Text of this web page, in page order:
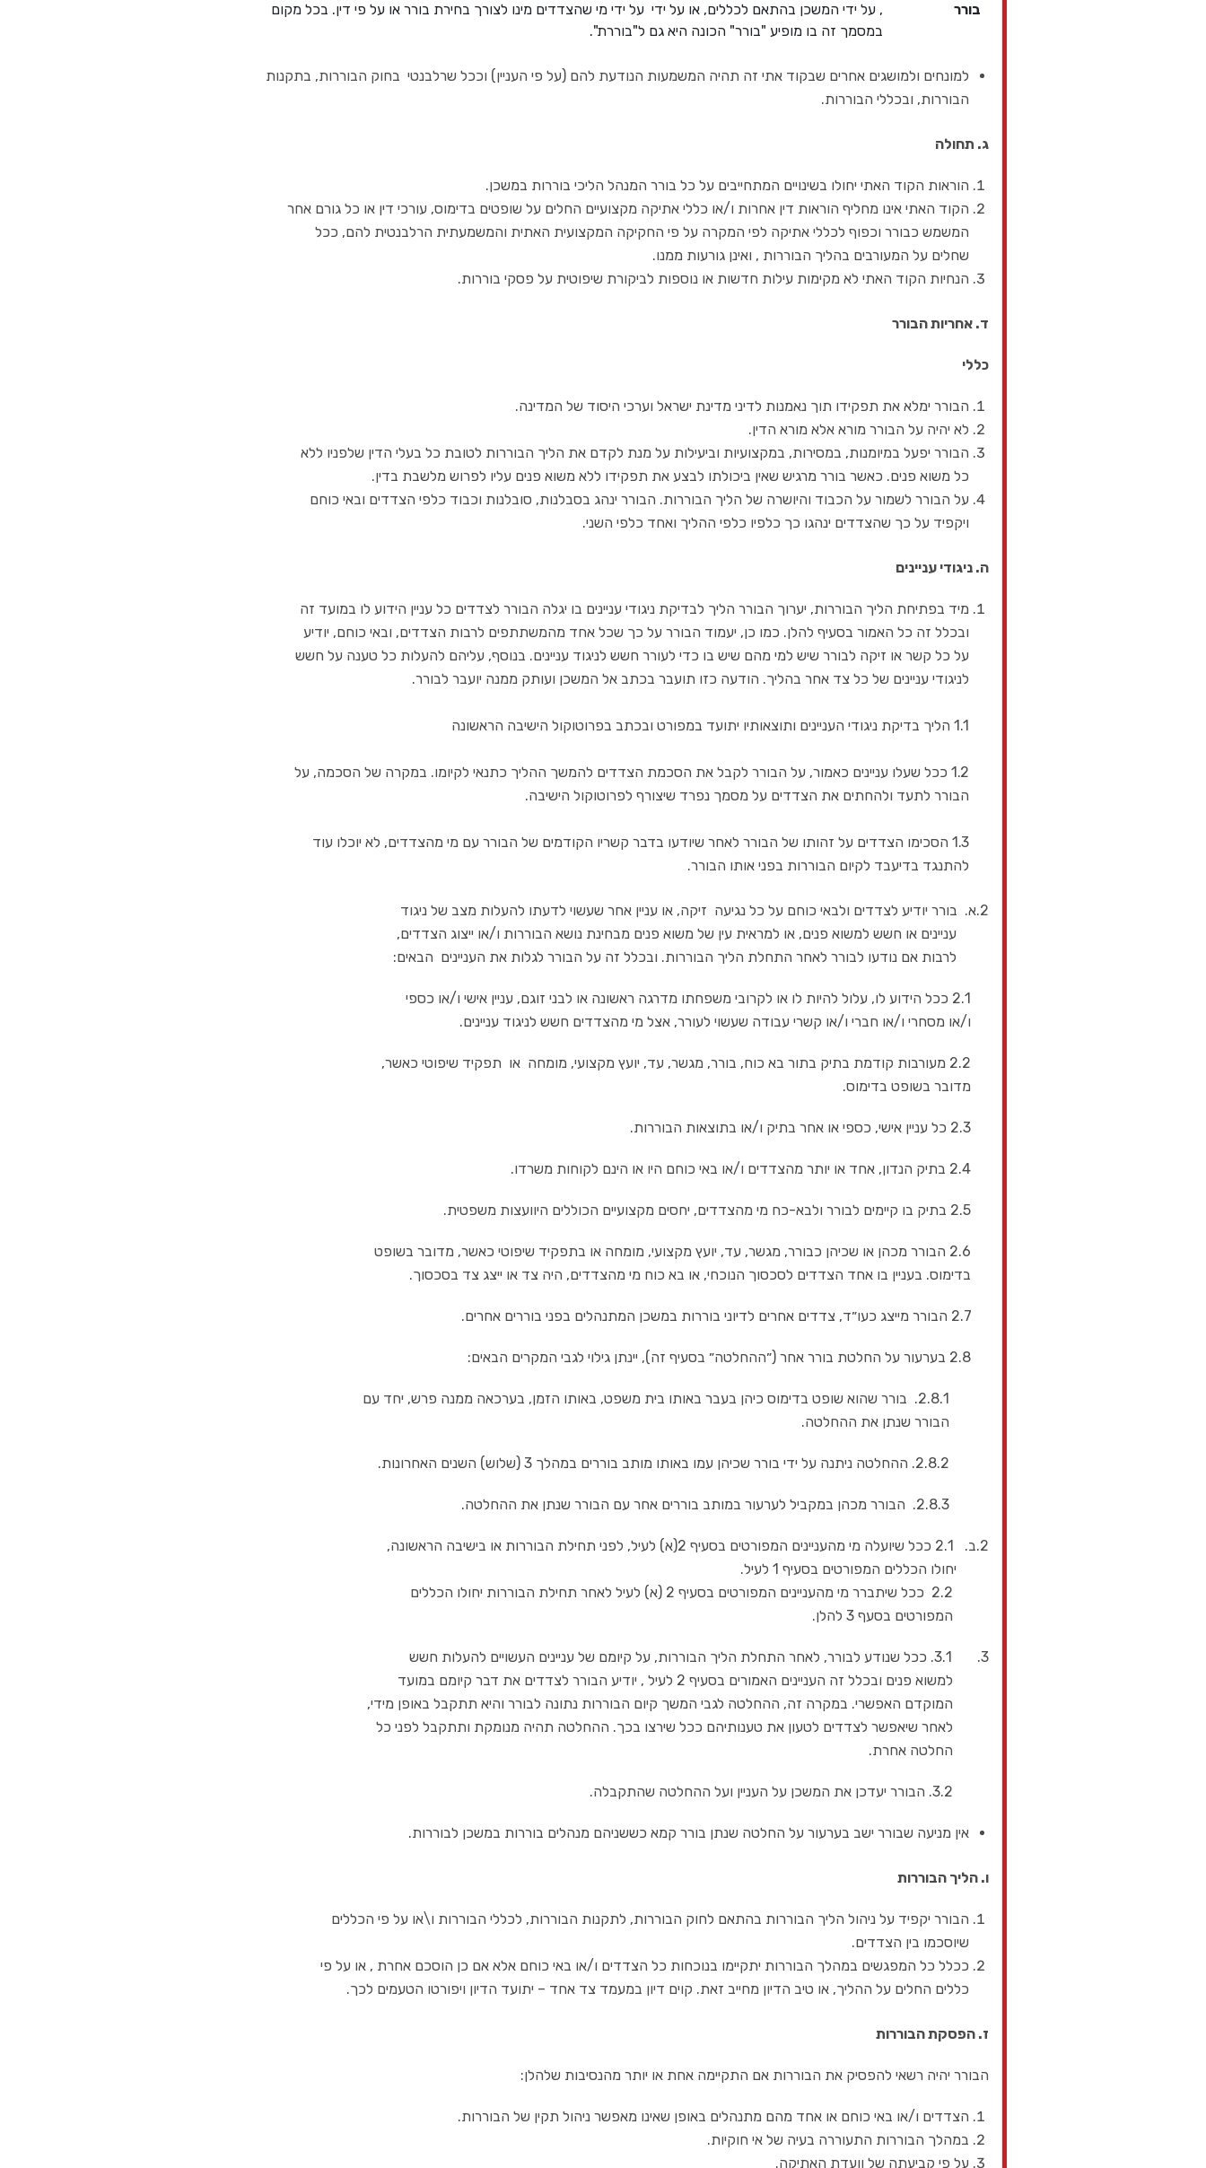
בורר
, על ידי המשכן בהתאם לכללים, או על ידי על ידי מי שהצדדים מינו לצורך בחירת בורר או על פי דין. בכל מקום
במסמך זה בו מופיע "בורר" הכונה היא גם ל"בוררת".
למונחים ולמושגים אחרים שבקוד אתי זה תהיה המשמעות הנודעת להם (על פי העניין) וככל שרלבנטי בחוק הבוררות, בתקנות
הבוררות, ובכללי הבוררות.
ג. תחולה
הוראות הקוד האתי יחולו בשינויים המתחייבים על כל בורר המנהל הליכי בוררות במשכן.
הקוד האתי אינו מחליף הוראות דין אחרות ו/או כללי אתיקה מקצועיים החלים על שופטים בדימוס, עורכי דין או כל גורם אחר
המשמש כבורר וכפוף לכללי אתיקה לפי המקרה על פי החקיקה המקצועית האתית והמשמעתית הרלבנטית להם, ככל
שחלים על המעורבים בהליך הבוררות , ואינן גורעות ממנו.
הנחיות הקוד האתי לא מקימות עילות חדשות או נוספות לביקורת שיפוטית על פסקי בוררות.
ד. אחריות הבורר
כללי
הבורר ימלא את תפקידו תוך נאמנות לדיני מדינת ישראל וערכי היסוד של המדינה.
לא יהיה על הבורר מורא אלא מורא הדין.
הבורר יפעל במיומנות, במסירות, במקצועיות וביעילות על מנת לקדם את הליך הבוררות לטובת כל בעלי הדין שלפניו ללא
כל משוא פנים. כאשר בורר מרגיש שאין ביכולתו לבצע את תפקידו ללא משוא פנים עליו לפרוש מלשבת בדין.
על הבורר לשמור על הכבוד והיושרה של הליך הבוררות. הבורר ינהג בסבלנות, סובלנות וכבוד כלפי הצדדים ובאי כוחם
ויקפיד על כך שהצדדים ינהגו כך כלפיו כלפי ההליך ואחד כלפי השני.
ה. ניגודי עניינים
מיד בפתיחת הליך הבוררות, יערוך הבורר הליך לבדיקת ניגודי עניינים בו יגלה הבורר לצדדים כל עניין הידוע לו במועד זה
ובכלל זה כל האמור בסעיף להלן. כמו כן, יעמוד הבורר על כך שכל אחד מהמשתתפים לרבות הצדדים, ובאי כוחם, יודיע
על כל קשר או זיקה לבורר שיש למי מהם שיש בו כדי לעורר חשש לניגוד עניינים. בנוסף, עליהם להעלות כל טענה על חשש
לניגודי עניינים של כל צד אחר בהליך. הודעה כזו תועבר בכתב אל המשכן ועותק ממנה יועבר לבורר.
1.1 הליך בדיקת ניגודי העניינים ותוצאותיו יתועד במפורט ובכתב בפרוטוקול הישיבה הראשונה
1.2 ככל שעלו עניינים כאמור, על הבורר לקבל את הסכמת הצדדים להמשך ההליך כתנאי לקיומו. במקרה של הסכמה, על
הבורר לתעד ולהחתים את הצדדים על מסמך נפרד שיצורף לפרוטוקול הישיבה.
1.3 הסכימו הצדדים על זהותו של הבורר לאחר שיודעו בדבר קשריו הקודמים של הבורר עם מי מהצדדים, לא יוכלו עוד
להתנגד בדיעבד לקיום הבוררות בפני אותו הבורר.
2.א. בורר יודיע לצדדים ולבאי כוחם על כל נגיעה זיקה, או עניין אחר שעשוי לדעתו להעלות מצב של ניגוד
עניינים או חשש למשוא פנים, או למראית עין של משוא פנים מבחינת נושא הבוררות ו/או ייצוג הצדדים,
לרבות אם נודעו לבורר לאחר התחלת הליך הבוררות. ובכלל זה על הבורר לגלות את העניינים הבאים:
ו/או מסחרי ו/או חברי ו/או קשרי עבודה שעשוי לעורר, אצל מי מהצדדים חשש לניגוד עניינים.
מדובר בשופט בדימוס.
בדימוס. בעניין בו אחד הצדדים לסכסוך הנוכחי, או בא כוח מי מהצדדים, היה צד או ייצג צד בסכסוך.
הבורר שנתן את ההחלטה.
2.ב. 2.1 ככל שיועלה מי מהעניינים המפורטים בסעיף 2(א) לעיל, לפני תחילת הבוררות או בישיבה הראשונה,
יחולו הכללים המפורטים בסעיף 1 לעיל.
המפורטים בסעף 3 להלן.
3. 3.1. ככל שנודע לבורר, לאחר התחלת הליך הבוררות, על קיומם של עניינים העשויים להעלות חשש
למשוא פנים ובכלל זה העניינים האמורים בסעיף 2 לעיל , יודיע הבורר לצדדים את דבר קיומם במועד
המוקדם האפשרי. במקרה זה, ההחלטה לגבי המשך קיום הבוררות נתונה לבורר והיא תתקבל באופן מידי,
לאחר שיאפשר לצדדים לטעון את טענותיהם ככל שירצו בכך. ההחלטה תהיה מנומקת ותתקבל לפני כל
החלטה אחרת.
אין מניעה שבורר ישב בערעור על החלטה שנתן בורר קמא כששניהם מנהלים בוררות במשכן לבוררות.
ו. הליך הבוררות
הבורר יקפיד על ניהול הליך הבוררות בהתאם לחוק הבוררות, לתקנות הבוררות, לכללי הבוררות ו\או על פי הכללים
שיוסכמו בין הצדדים.
ככלל כל המפגשים במהלך הבוררות יתקיימו בנוכחות כל הצדדים ו/או באי כוחם אלא אם כן הוסכם אחרת , או על פי
כללים החלים על ההליך, או טיב הדיון מחייב זאת. קוים דיון במעמד צד אחד – יתועד הדיון ויפורטו הטעמים לכך.
ז. הפסקת הבוררות
הבורר יהיה רשאי להפסיק את הבוררות אם התקיימה אחת או יותר מהנסיבות שלהלן:
הצדדים ו/או באי כוחם או אחד מהם מתנהלים באופן שאינו מאפשר ניהול תקין של הבוררות.
במהלך הבוררות התעוררה בעיה של אי חוקיות.
על פי קביעתה של וועדת האתיקה.